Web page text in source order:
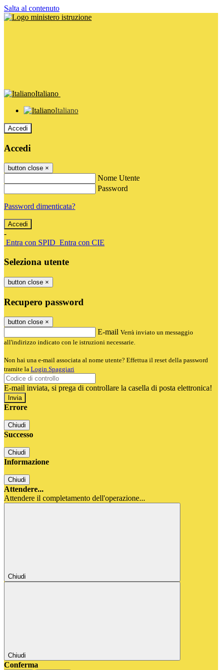
Salta al contenuto
Italiano
Italiano
Accedi
Accedi
button close ×
Nome Utente
Password
Password dimenticata?
-
Entra con SPID Entra con CIE
Seleziona utente
button close ×
Recupero password
button close ×
E-mail Verrà inviato un messaggio
all'indirizzo indicato con le istruzioni necessarie.
Non hai una e-mail associata al nome utente? Effettua il reset della password
tramite la Login Spaggiari
E-mail inviata, si prega di controllare la casella di posta elettronica!
Errore
Chiudi
Successo
Chiudi
Informazione
Chiudi
Attendere...
Attendere il completamento dell'operazione...
Chiudi
Chiudi
Conferma